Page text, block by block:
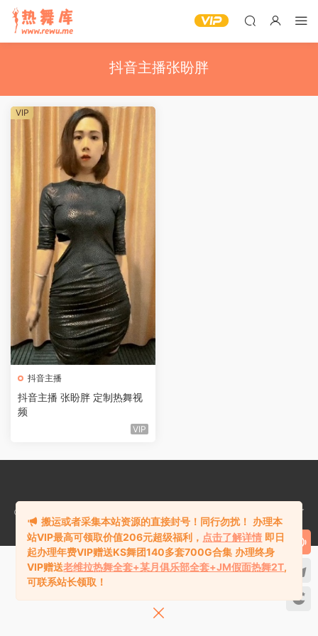
抖音主播张盼胖
抖音主播
抖音主播 张盼胖 定制热舞视
频
VIP
VIP
©2018-2024
版权所有站内资源均收集于网络，若侵犯了
您的合法权益，请联系站长删除！
搬运或者采集本站资源的直接封号！同行勿扰！ 办理本
站VIP最高可领取价值206元超级福利， 点击了解详情 即日
起办理年费VIP赠送KS舞团140多套700G合集 办理终身
VIP赠送老维拉热舞全套+某月俱乐部全套+JM假面热舞2T,
可联系站长领取！